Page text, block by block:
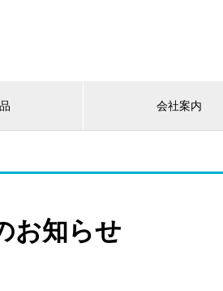
会社案内
お知らせ